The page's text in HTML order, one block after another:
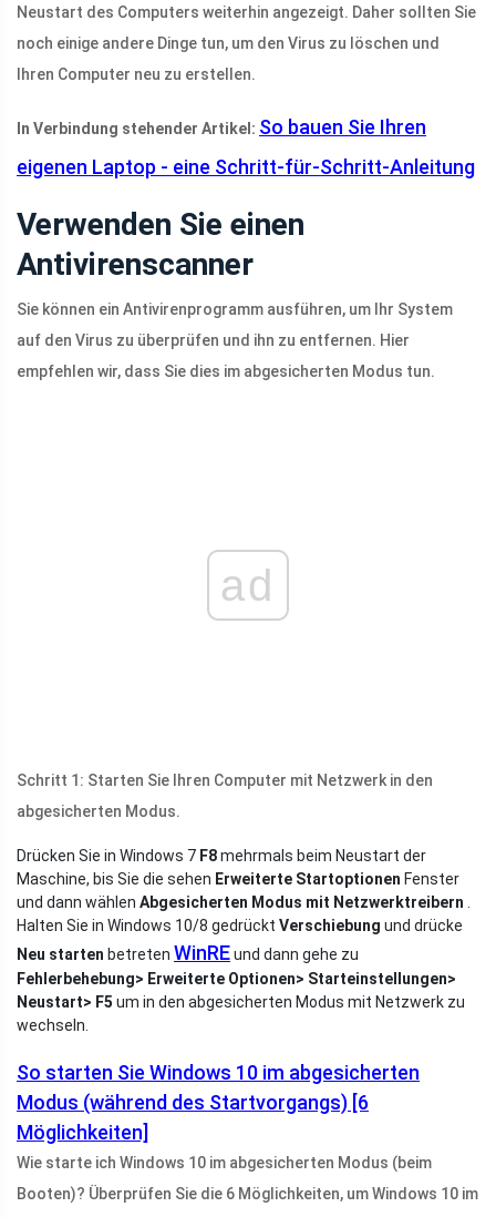
Neustart des Computers weiterhin angezeigt. Daher sollten Sie
noch einige andere Dinge tun, um den Virus zu löschen und
Ihren Computer neu zu erstellen.
In Verbindung stehender Artikel: So bauen Sie Ihren
eigenen Laptop - eine Schritt-für-Schritt-Anleitung
Verwenden Sie einen
Antivirenscanner
Sie können ein Antivirenprogramm ausführen, um Ihr System
auf den Virus zu überprüfen und ihn zu entfernen. Hier
empfehlen wir, dass Sie dies im abgesicherten Modus tun.
ad
Schritt 1: Starten Sie Ihren Computer mit Netzwerk in den
abgesicherten Modus.
Drücken Sie in Windows 7 F8mehrmals beim Neustart der
Maschine, bis Sie die sehen Erweiterte Startoptionen Fenster
und dann wählen Abgesicherten Modus mit Netzwerktreibern
Halten Sie in Windows 10/8 gedrückt Verschiebung und drücke
Neu starten betreten WinREund dann gehe zu
Fehlerbehebung> Erweiterte Optionen> Starteinstellungen>
Neustart> F5 um in den abgesicherten Modus mit Netzwerk zu
wechseln.
So starten Sie Windows 10 im abgesicherten
Modus (während des Startvorgangs) [6
Möglichkeiten]
Wie starte ich Windows 10 im abgesicherten Modus (beim
Booten)? Überprüfen Sie die 6 Möglichkeiten, um Windows 10 im